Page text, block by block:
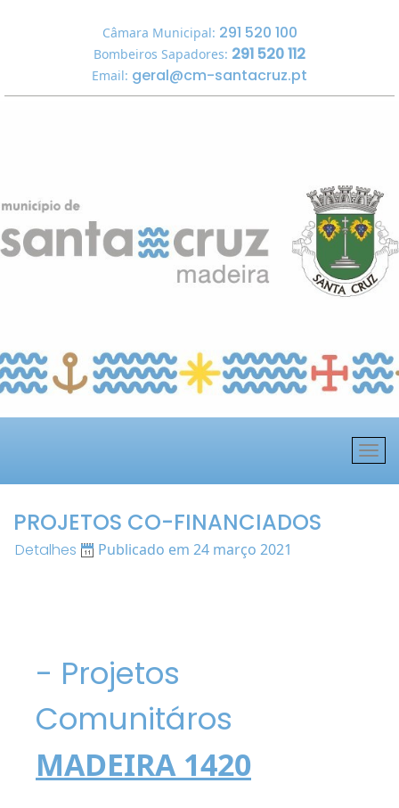
Câmara Municipal: 291 520 100
Bombeiros Sapadores: 291 520 112
Email: geral@cm-santacruz.pt
PROJETOS CO-FINANCIADOS
Detalhes Publicado em 24 março 2021
- Projetos
Comunitáros
MADEIRA 1420